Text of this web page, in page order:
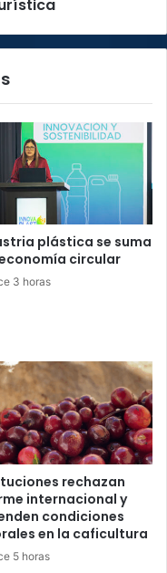
plástica se suma
circular
3 horas
rechazan
internacional y
condiciones
en la caficultura
5 horas